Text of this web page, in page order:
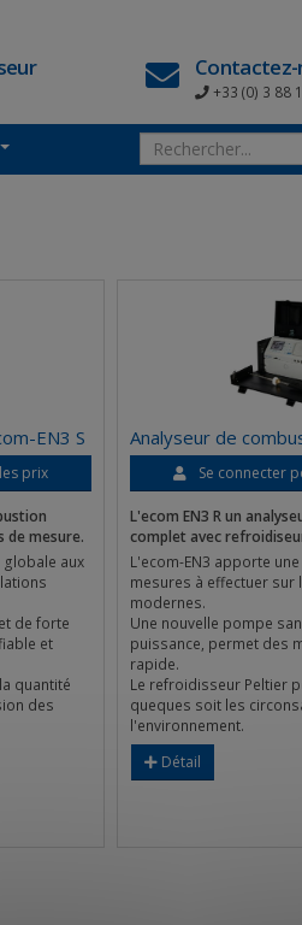
+33 (0) 3 88
EN3 S
prix
de mesure.
globale aux
de forte
et
quantité
des
Analyseur de
Se connecter
L'ecom EN3 R un
complet avec
L'ecom-EN3 apporte
mesures à effectuer sur
modernes.
Une nouvelle pompe
puissance, permet des
rapide.
Le refroidisseur Peltier
queques soit les
l'environnement.
Détail